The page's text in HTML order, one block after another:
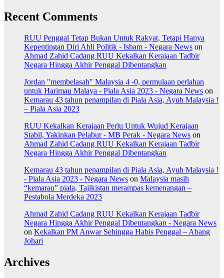
Recent Comments
RUU Penggal Tetap Bukan Untuk Rakyat, Tetapi Hanya
Kepentingan Diri Ahli Politik - Isham - Negara News on
Ahmad Zahid Cadang RUU Kekalkan Kerajaan Tadbir
Negara Hingga Akhir Penggal Dibentangkan
Jordan "membelasah" Malaysia 4 -0, permulaan perlahan
untuk Harimau Malaya - Piala Asia 2023 - Negara News on
Kemarau 43 tahun penampilan di Piala Asia, Ayuh Malaysia !
– Piala Asia 2023
RUU Kekalkan Kerajaan Perlu Untuk Wujud Kerajaan
Stabil, Yakinkan Pelabur - MB Perak - Negara News on
Ahmad Zahid Cadang RUU Kekalkan Kerajaan Tadbir
Negara Hingga Akhir Penggal Dibentangkan
Kemarau 43 tahun penampilan di Piala Asia, Ayuh Malaysia !
- Piala Asia 2023 - Negara News on Malaysia masih
“kemarau” piala, Tajikistan merampas kemenangan –
Pestabola Merdeka 2023
Ahmad Zahid Cadang RUU Kekalkan Kerajaan Tadbir
Negara Hingga Akhir Penggal Dibentangkan - Negara News
on Kekalkan PM Anwar Sehingga Habis Penggal – Abang
Johari
Archives